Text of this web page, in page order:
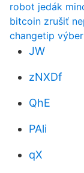
robot jedák
bitcoin zrušiť
changetip výber
JW
zNXDf
QhE
PAli
qX